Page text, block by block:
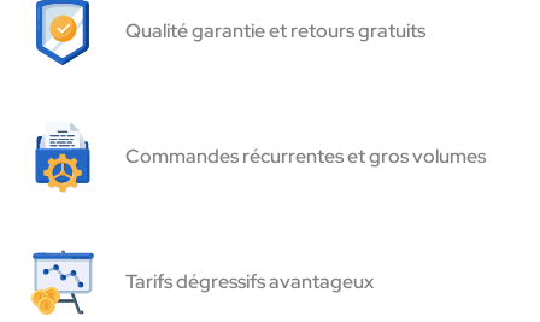
Qualité garantie et retours gratuits
Commandes récurrentes et gros volumes
Tarifs dégressifs avantageux